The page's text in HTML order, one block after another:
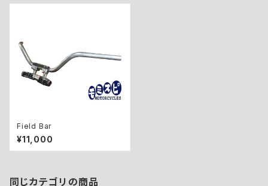
Field Bar
¥11,000
同じカテゴリの商品